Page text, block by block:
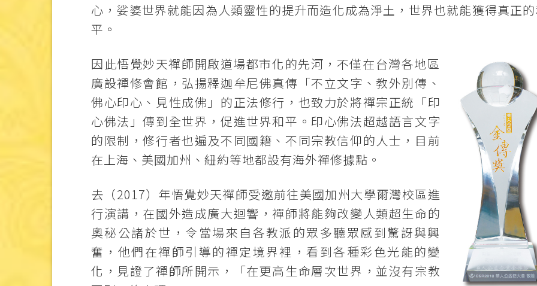
心，娑婆世界就能因為人類靈性的提升而造化成為淨土，世界也就能獲得真正
平。
因此悟覺妙天禪師開啟道場都市化的先河，不僅在台灣各地區
廣設禪修會館，弘揚釋迦牟尼佛真傳「不立文字、教外別傳、
佛心印心、見性成佛」的正法修行，也致力於將禪宗正統「印
心佛法」傳到全世界，促進世界和平。印心佛法超越語言文字
的限制，修行者也遍及不同國籍、不同宗教信仰的人士，目前
在上海、美國加州、紐約等地都設有海外禪修據點。
去（2017）年悟覺妙天禪師受邀前往美國加州大學爾灣校區進
行演講，在國外造成廣大迴響，禪師將能夠改變人類超生命的
奧秘公諸於世，令當場來自各教派的眾多聽眾感到驚訝與興
奮，他們在禪師引導的禪定境界裡，看到各種彩色光能的變
化，見證了禪師所開示，「在更高生命層次世界，並沒有宗教